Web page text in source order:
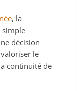
, la
simple
décision
le
continuité de